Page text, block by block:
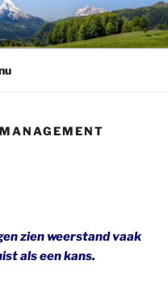
zien weerstand vaak
als een kans.